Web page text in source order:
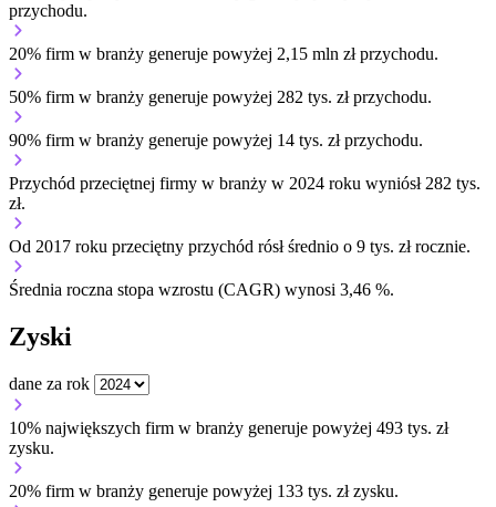
przychodu.
20% firm w branży generuje powyżej 2,15 mln zł przychodu.
50% firm w branży generuje powyżej 282 tys. zł przychodu.
90% firm w branży generuje powyżej 14 tys. zł przychodu.
Przychód przeciętnej firmy w branży w 2024 roku wyniósł 282 tys.
zł.
Od 2017 roku przeciętny przychód rósł średnio o 9 tys. zł rocznie.
Średnia roczna stopa wzrostu (CAGR) wynosi 3,46 %.
Zyski
dane za rok
10% największych firm w branży generuje powyżej 493 tys. zł
zysku.
20% firm w branży generuje powyżej 133 tys. zł zysku.